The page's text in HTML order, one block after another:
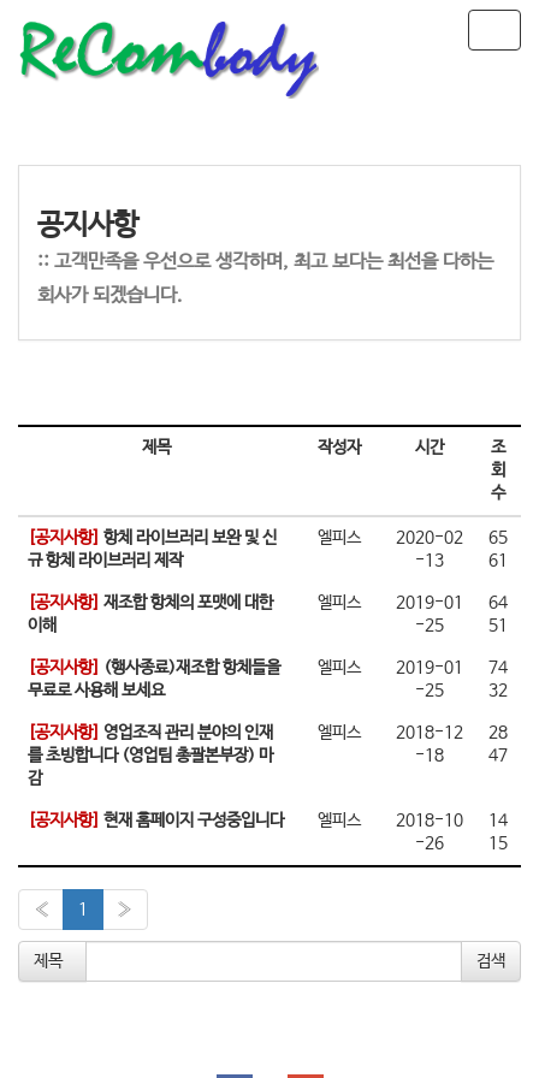
o
i
공지사항
:: 고객만족을 우선으로 생각하며, 최고 보다는 최선을 다하는
회사가 되겠습니다.
제목 작성자 시간
조
회
수
[공지사항] 항체 라이브러리 보완 및 신
규 항체 라이브러리 제작
엘피스
2020-02
-13
65
61
[공지사항] 재조합 항체의 포맷에 대한
이해
엘피스
2019-01
-25
64
51
[공지사항]
(행사종료)재조합 항체들을
무료로 사용해 보세요
엘피스
2019-01
-25
74
32
[공지사항] 영업조직 관리 분야의 인재
를 초빙합니다 (영업팀 총괄본부장) 마
감
엘피스
2018-12
-18
28
47
[공지사항] 현재 홈페이지 구성중입니다 엘피스
2018-10
-26
14
15
« 1 »
제목